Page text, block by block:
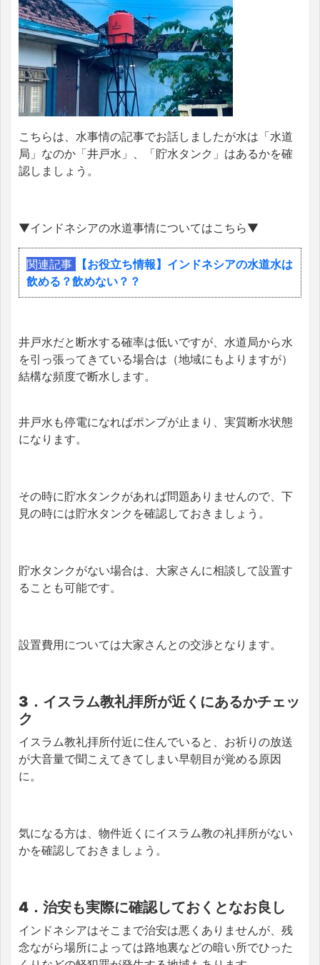
こちらは、水事情の記事でお話しましたが水は「水道
局」なのか「井戸水」、「貯水タンク」はあるかを確
認しましょう。
▼インドネシアの水道事情についてはこちら▼
関連記事
【お役立ち情報】インドネシアの水道水は
飲める？飲めない？？
井戸水だと断水する確率は低いですが、水道局から水
を引っ張ってきている場合は（地域にもよりますが）
結構な頻度で断水します。
井戸水も停電になればポンプが止まり、実質断水状態
になります。
その時に貯水タンクがあれば問題ありませんので、下
見の時には貯水タンクを確認しておきましょう。
貯水タンクがない場合は、大家さんに相談して設置す
ることも可能です。
設置費用については大家さんとの交渉となります。
3．イスラム教礼拝所が近くにあるかチェッ
ク
イスラム教礼拝所付近に住んでいると、お祈りの放送
が大音量で聞こえてきてしまい早朝目が覚める原因
に。
気になる方は、物件近くにイスラム教の礼拝所がない
かを確認しておきましょう。
4．治安も実際に確認しておくとなお良し
インドネシアはそこまで治安は悪くありませんが、残
念ながら場所によっては路地裏などの暗い所でひった